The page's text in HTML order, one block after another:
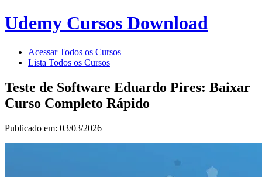
Udemy Cursos Download
Acessar Todos os Cursos
Lista Todos os Cursos
Teste de Software Eduardo Pires: Baixar
Curso Completo Rápido
Publicado em: 03/03/2026